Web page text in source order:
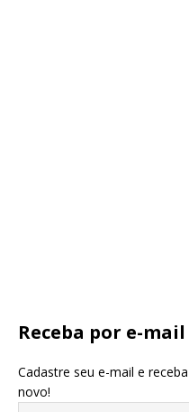
Receba por e-mail
Cadastre seu e-mail e
novo!